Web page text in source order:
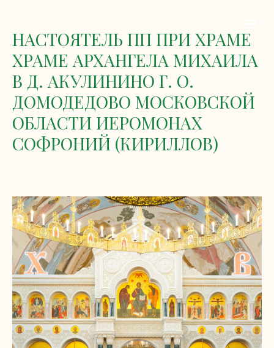
НАСТОЯТЕЛЬ ПП ПРИ ХРАМЕ
ХРАМЕ АРХАНГЕЛА МИХАИЛА
В Д. АКУЛИНИНО Г. О.
ДОМОДЕДОВО МОСКОВСКОЙ
ОБЛАСТИ ИЕРОМОНАХ
СОФРОНИЙ (КИРИЛЛОВ)